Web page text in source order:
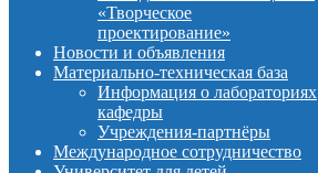
«Творческое
проектирование»
Новости и объявления
Материально-техническая база
Информация о лабораториях
кафедры
Учреждения-партнёры
Международное сотрудничество